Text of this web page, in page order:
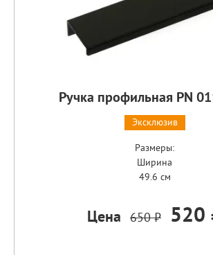
Ручка профильная PN
Эксклюзив
Размеры:
Ширина
49.6 см
Цена 650 ₽ 520